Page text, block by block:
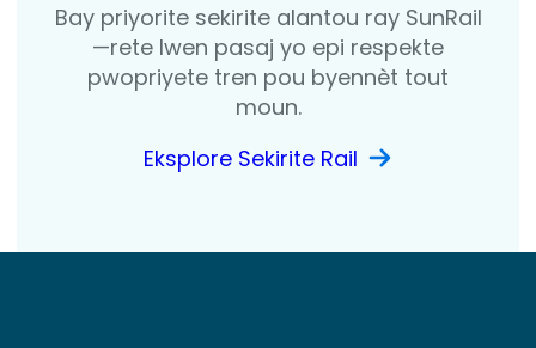
Bay priyorite sekirite alantou ray SunRail
—rete lwen pasaj yo epi respekte
pwopriyete tren pou byennèt tout
moun.
Eksplore Sekirite Rail